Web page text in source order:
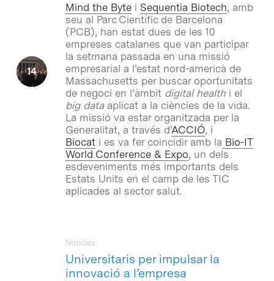
Mind the Bytei Sequentia Biotech, amb
seu al Parc Científic de Barcelona
(PCB), han estat dues de les 10
empreses catalanes que van participar
la setmana passada en una missió
empresarial a l’estat nord-americà de
Massachusetts per buscar oportunitats
de negoci en l’àmbit digital healthi el
big dataaplicat a la ciències de la vida.
La missió va estar organitzada per la
Generalitat, a través d’ACCIÓ, i
Biocati es va fer coincidir amb la Bio-IT
World Conference & Expo, un dels
esdeveniments més importants dels
Estats Units en el camp de les TIC
aplicades al sector salut.
Universitaris per impulsar la
innovació a l’empresa
Notícies